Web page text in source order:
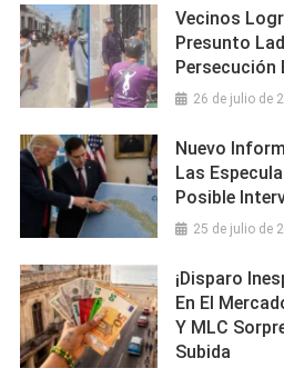
Vecinos
Presunto
Persecución
26 de julio de
Nuevo
Las
Posible
25 de julio de
¡Disparo
En El
Y MLC
Subida